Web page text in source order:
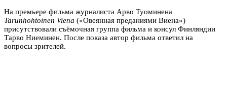
На премьере фильма журналиста Арво Туоминена
Tarunhohtoinen Viena («Овеянная преданиями Виена»)
присутствовали съёмочная группа фильма и консул Финляндии
Тарво Ниеминен. После показа автор фильма ответил на
вопросы зрителей.